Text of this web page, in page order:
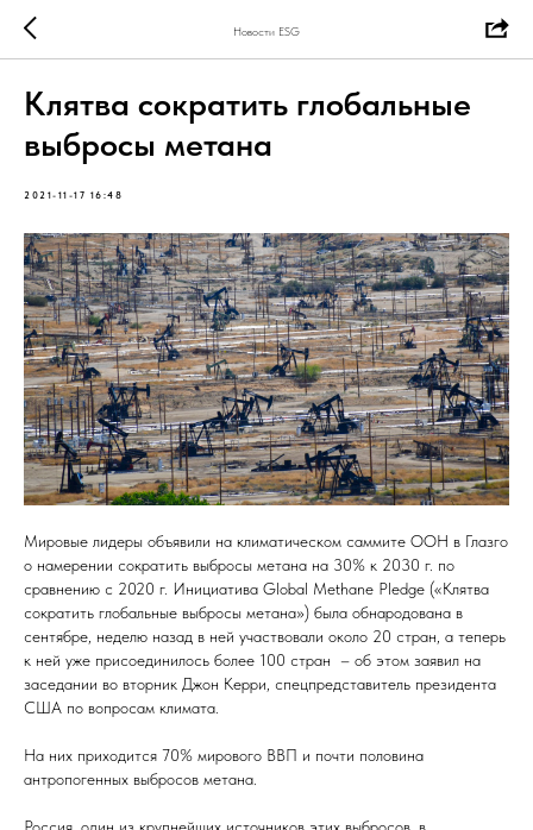
Новости ESG
Клятва сократить глобальные
выбросы метана
2021-11-17 16:48
Мировые лидеры объявили на климатическом саммите ООН в Глазго
о намерении сократить выбросы метана на 30% к 2030 г. по
сравнению с 2020 г. Инициатива Global Methane Pledge («Клятва
сократить глобальные выбросы метана») была обнародована в
сентябре, неделю назад в ней участвовали около 20 стран, а теперь
к ней уже присоединилось более 100 стран – об этом заявил на
заседании во вторник Джон Керри, спецпредставитель президента
США по вопросам климата.
На них приходится 70% мирового ВВП и почти половина
антропогенных выбросов метана.